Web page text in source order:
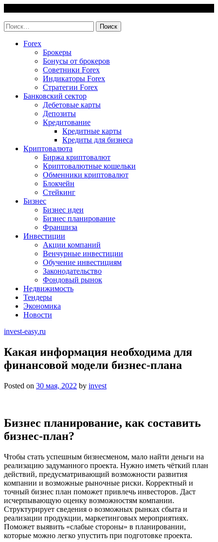
content
Найти:
Forex
Брокеры
Бонусы от брокеров
Советники Forex
Индикаторы Forex
Стратегии Forex
Банковский сектор
Дебетовые карты
Депозиты
Кредитование
Кредитные карты
Кредиты для бизнеса
Криптовалюта
Биржа криптовалют
Криптовалютные кошельки
Обменники криптовалют
Блокчейн
Стейкинг
Бизнес
Бизнес идеи
Бизнес планирование
Франшиза
Инвестиции
Акции компаний
Венчурные инвестиции
Обучение инвестициям
Законодательство
Фондовый рынок
Недвижимость
Тендеры
Экономика
Новости
invest-easy.ru
Какая информация необходима для
финансовой модели бизнес-плана
Posted on 30 мая, 2022 by invest
Бизнес планирование, как составить
бизнес-план?
Чтобы стать успешным бизнесменом, мало найти деньги на
реализацию задуманного проекта. Нужно иметь чёткий план
действий, предусматривающий возможности развития
компании и возможные рыночные риски. Корректный и
точный бизнес план поможет привлечь инвесторов. Даст
исчерпывающую оценку возможностям компании.
Структурирует сведения о возможных рынках сбыта и
реализации продукции, маркетинговых мероприятиях.
Поможет выявить «слабые стороны» в планировании,
которые можно легко упустить при подготовке проекта.